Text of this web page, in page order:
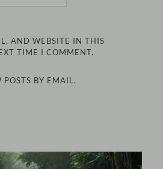
AND WEBSITE IN THIS
TIME I COMMENT.
BY EMAIL.